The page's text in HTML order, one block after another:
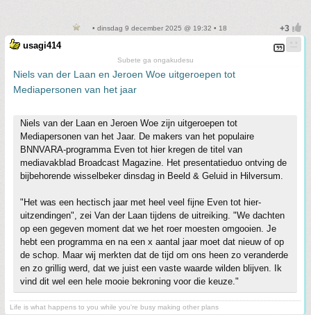
• dinsdag 9 december 2025 @ 19:32 • 18
usagi414
Subete ga ongakudesu
Niels van der Laan en Jeroen Woe uitgeroepen tot
Mediapersonen van het jaar
Niels van der Laan en Jeroen Woe zijn uitgeroepen tot
Mediapersonen van het Jaar. De makers van het populaire
BNNVARA-programma Even tot hier kregen de titel van
mediavakblad Broadcast Magazine. Het presentatieduo ontving de
bijbehorende wisselbeker dinsdag in Beeld & Geluid in Hilversum.
"Het was een hectisch jaar met heel veel fijne Even tot hier-
uitzendingen", zei Van der Laan tijdens de uitreiking. "We dachten
op een gegeven moment dat we het roer moesten omgooien. Je
hebt een programma en na een x aantal jaar moet dat nieuw of op
de schop. Maar wij merkten dat de tijd om ons heen zo veranderde
en zo grillig werd, dat we juist een vaste waarde wilden blijven. Ik
vind dit wel een hele mooie bekroning voor die keuze."
Life is what happens to you while you're busy making other plans